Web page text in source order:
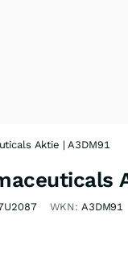
Aktie | A3DM91
WKN: A3DM91